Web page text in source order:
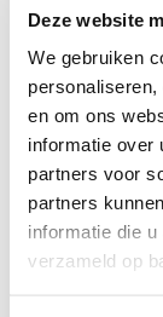
Deze website
We gebruiken
en om ons
informatie over
partners voor
partners
informatie die
verzameld op
/10 on
Need help?
About this
Shipment and